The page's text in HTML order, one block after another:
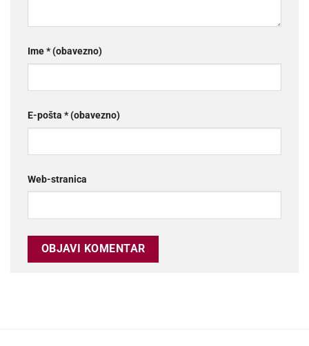
Ime* (obavezno)
E-pošta * (obavezno)
Web-stranica